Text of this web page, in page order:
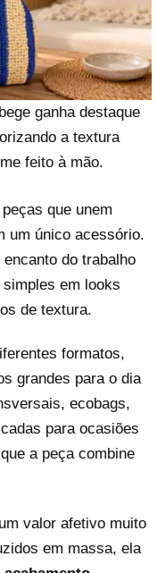
ganha destaque
a textura
feito à mão.
que unem
um único acessório.
do trabalho
em looks
de textura.
formatos,
grandes para o dia
ecobags,
para ocasiões
a peça combine
valor afetivo muito
em massa, ela